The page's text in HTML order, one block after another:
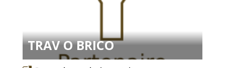
TRAV O BRICO